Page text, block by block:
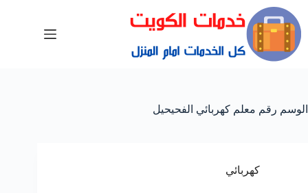
الوسم رقم معلم كهربائي الفحيحيل
كهربائي